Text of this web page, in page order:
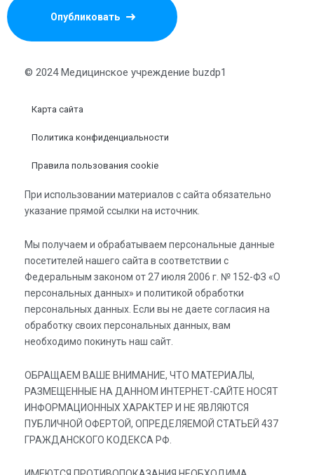
© 2024 Медицинское учреждение buzdp1
Карта сайта
Политика конфиденциальности
Правила пользования cookie
При использовании материалов с сайта обязательно
указание прямой ссылки на источник.
Мы получаем и обрабатываем персональные данные
посетителей нашего сайта в соответствии с
Федеральным законом от 27 июля 2006 г. № 152-ФЗ «О
персональных данных» и политикой обработки
персональных данных. Если вы не даете согласия на
обработку своих персональных данных, вам
необходимо покинуть наш сайт.
ОБРАЩАЕМ ВАШЕ ВНИМАНИЕ, ЧТО МАТЕРИАЛЫ,
РАЗМЕЩЕННЫЕ НА ДАННОМ ИНТЕРНЕТ-САЙТЕ НОСЯТ
ИНФОРМАЦИОННЫХ ХАРАКТЕР И НЕ ЯВЛЯЮТСЯ
ПУБЛИЧНОЙ ОФЕРТОЙ, ОПРЕДЕЛЯЕМОЙ СТАТЬЕЙ 437
ГРАЖДАНСКОГО КОДЕКСА РФ.